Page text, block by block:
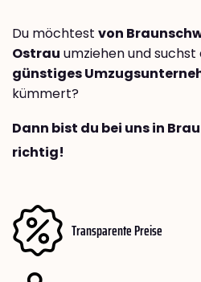
Du möchtest von
Ostrau umziehen und suchst
günstiges
kümmert?
Dann bist du bei uns in
richtig!
Transparente Preise